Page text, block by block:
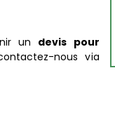
un devis pour
nous via